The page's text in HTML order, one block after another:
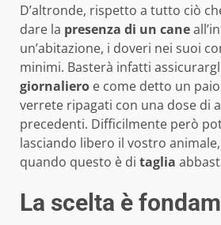
D’altronde, rispetto a tutto ciò
dare la presenza di un cane
un’abitazione, i doveri nei suoi
minimi. Basterà infatti
giornaliero e come detto un
verrete ripagati con una dose di
precedenti. Difficilmente però
lasciando libero il vostro
quando questo è di taglia
La scelta è